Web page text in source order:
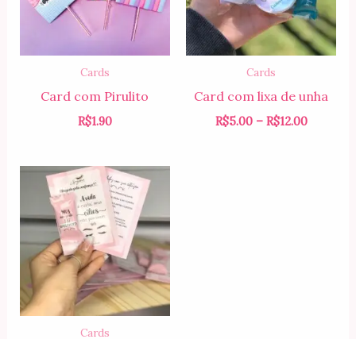
Cards
Card com Pirulito
R$1.90
Cards
Card com lixa de unha
R$5.00 – R$12.00
Cards
Faixa
de
R$190.00
através
R$799.00